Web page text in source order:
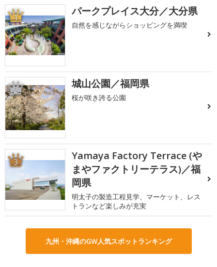
1 パークプレイス大分／大分県
自然を感じながらショッピングを満喫
2 城山公園／福岡県
桜が咲き誇る公園
3
Yamaya Factory Terrace (や
まやファクトリーテラス)／福
岡県
明太子の製造工程見学、マーケット、レス
トランなど楽しみが充実
九州・沖縄のGW人気スポットランキング